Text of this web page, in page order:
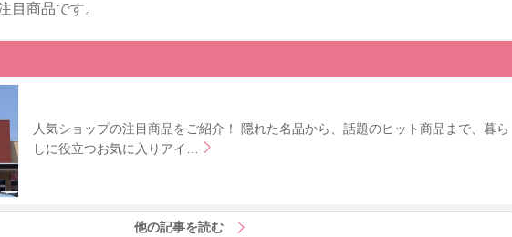
目商品です。
人気ショップの注目商品をご紹介！ 隠れた名品から、話題のヒット商品まで、暮ら
しに役立つお気に入りアイ…
他の記事を読む